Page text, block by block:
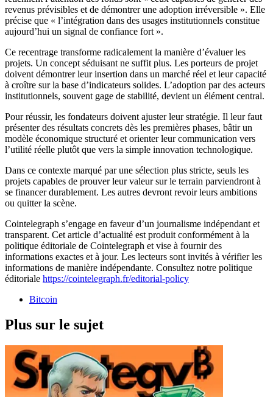
revenus prévisibles et de démontrer une adoption irréversible ». Elle
précise que « l’intégration dans des usages institutionnels constitue
aujourd’hui un signal de confiance fort ».
Ce recentrage transforme radicalement la manière d’évaluer les
projets. Un concept séduisant ne suffit plus. Les porteurs de projet
doivent démontrer leur insertion dans un marché réel et leur capacité
à croître sur la base d’indicateurs solides. L’adoption par des acteurs
institutionnels, souvent gage de stabilité, devient un élément central.
Pour réussir, les fondateurs doivent ajuster leur stratégie. Il leur faut
présenter des résultats concrets dès les premières phases, bâtir un
modèle économique structuré et orienter leur communication vers
l’utilité réelle plutôt que vers la simple innovation technologique.
Dans ce contexte marqué par une sélection plus stricte, seuls les
projets capables de prouver leur valeur sur le terrain parviendront à
se financer durablement. Les autres devront revoir leurs ambitions
ou quitter la scène.
Cointelegraph s’engage en faveur d’un journalisme indépendant et
transparent. Cet article d’actualité est produit conformément à la
politique éditoriale de Cointelegraph et vise à fournir des
informations exactes et à jour. Les lecteurs sont invités à vérifier les
informations de manière indépendante. Consultez notre politique
éditoriale https://cointelegraph.fr/editorial-policy
Bitcoin
Plus sur le sujet